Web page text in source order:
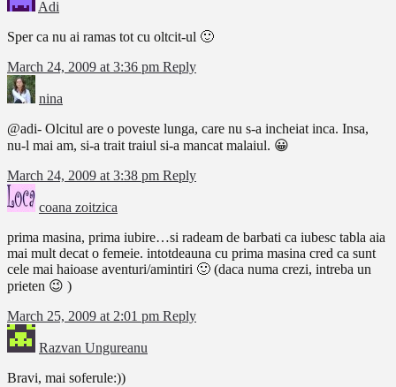
Adi
Sper ca nu ai ramas tot cu oltcit-ul 🙂
March 24, 2009 at 3:36 pm Reply
nina
@adi- Olcitul are o poveste lunga, care nu s-a incheiat inca. Insa,
nu-l mai am, si-a trait traiul si-a mancat malaiul. 😀
March 24, 2009 at 3:38 pm Reply
coana zoitzica
prima masina, prima iubire…si radeam de barbati ca iubesc tabla aia
mai mult decat o femeie. intotdeauna cu prima masina cred ca sunt
cele mai haioase aventuri/amintiri 🙂 (daca numa crezi, intreba un
prieten 😉 )
March 25, 2009 at 2:01 pm Reply
Razvan Ungureanu
Bravi, mai soferule:))